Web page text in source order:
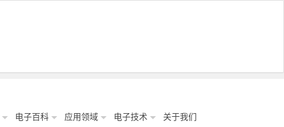
电子百科 应用领域 电子技术 关于我们